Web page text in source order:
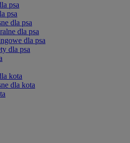
psa
psa
dla psa
dla psa
dla psa
dla psa
kota
dla kota